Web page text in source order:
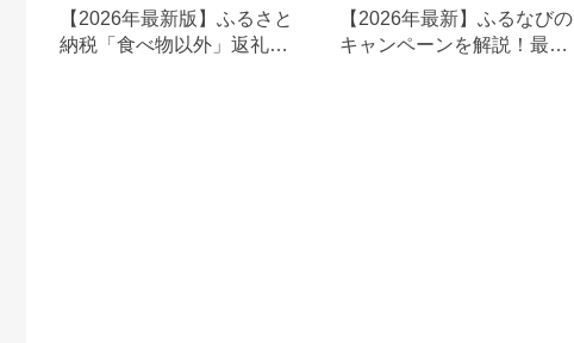
【2026年最新版】ふるさと
納税「食べ物以外」返礼品
【2026年最新】ふるなびの
キャンペーンを解説！最大